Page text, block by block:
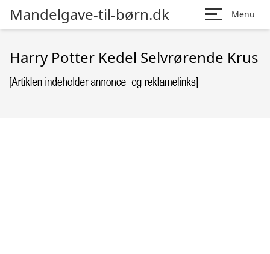
Mandelgave-til-børn.dk Menu
Harry Potter Kedel Selvrørende Krus